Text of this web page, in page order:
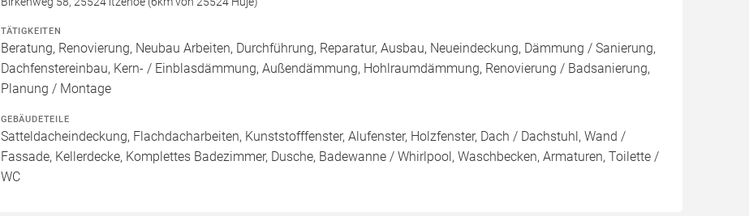
TÄTIGKEITEN
Beratung, Renovierung, Neubau Arbeiten, Durchführung, Reparatur, Ausbau, Neueindeckung, Dämmung / Sanierung,
Dachfenstereinbau, Kern- / Einblasdämmung, Außendämmung, Hohlraumdämmung, Renovierung / Badsanierung,
Planung / Montage
GEBÄUDETEILE
Satteldacheindeckung, Flachdacharbeiten, Kunststofffenster, Alufenster, Holzfenster, Dach / Dachstuhl, Wand /
Fassade, Kellerdecke, Komplettes Badezimmer, Dusche, Badewanne / Whirlpool, Waschbecken, Armaturen, Toilette /
WC